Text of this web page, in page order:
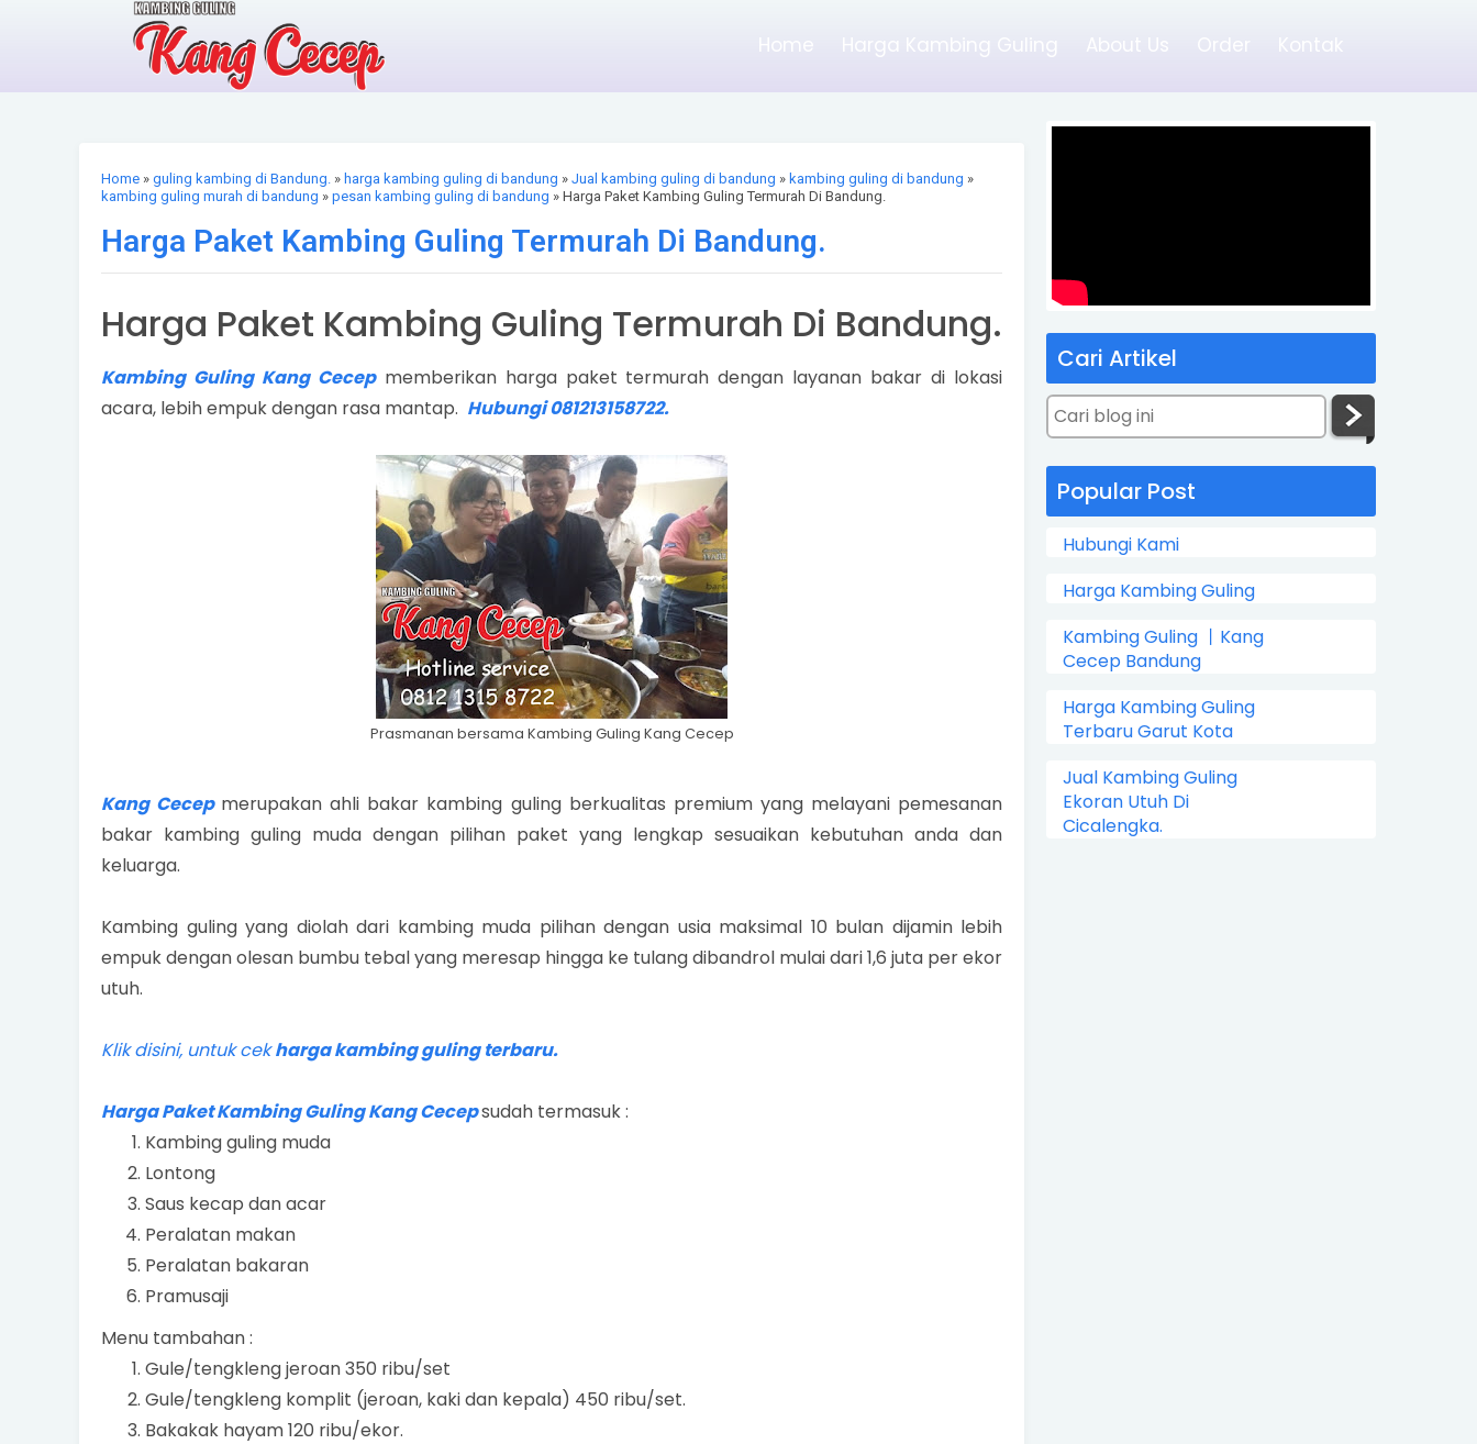
Home Harga Kambing Guling About Us Order Kontak
Home » guling kambing di Bandung. » harga kambing guling di bandung » Jual kambing guling di bandung » kambing guling di bandung »
kambing guling murah di bandung » pesan kambing guling di bandung » Harga Paket Kambing Guling Termurah Di Bandung.
Harga Paket Kambing Guling Termurah Di Bandung.
Harga Paket Kambing Guling Termurah Di Bandung.
Kambing Guling Kang Cecepmemberikan harga paket termurah dengan layanan bakar di lokasi
acara, lebih empuk dengan rasa mantap. Hubungi 081213158722.
Prasmanan bersama Kambing Guling Kang Cecep
Kang Cecep merupakan ahli bakar kambing guling berkualitas premium yang melayani pemesanan
bakar kambing guling muda dengan pilihan paket yang lengkap sesuaikan kebutuhan anda dan
keluarga.
Kambing guling yang diolah dari kambing muda pilihan dengan usia maksimal 10 bulan dijamin lebih
empuk dengan olesan bumbu tebal yang meresap hingga ke tulang dibandrol mulai dari 1,6 juta per ekor
utuh.
Klik disini, untuk cekharga kambing guling terbaru.
Harga Paket Kambing Guling Kang Cecepsudah termasuk :
Kambing guling muda
Lontong
Saus kecap dan acar
Peralatan makan
Peralatan bakaran
Pramusaji
Menu tambahan :
Gule/tengkleng jeroan 350 ribu/set
Gule/tengkleng komplit (jeroan, kaki dan kepala) 450 ribu/set.
Bakakak hayam 120 ribu/ekor.
Cari Artikel
Popular Post
Hubungi Kami
Harga Kambing Guling
Kambing Guling 丨Kang
Cecep Bandung
Harga Kambing Guling
Terbaru Garut Kota
Jual Kambing Guling
Ekoran Utuh Di
Cicalengka.